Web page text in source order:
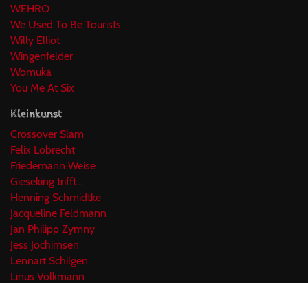
WEHRO
We Used To Be Tourists
Willy Elliot
Wingenfelder
Womuka
You Me At Six
Kleinkunst
Crossover Slam
Felix Lobrecht
Friedemann Weise
Gieseking trifft...
Henning Schmidtke
Jacqueline Feldmann
Jan Philipp Zymny
Jess Jochimsen
Lennart Schilgen
Linus Volkmann